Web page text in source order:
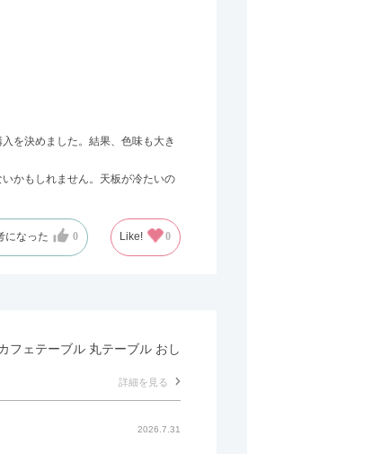
を決めました。結果、色味も大き
かもしれません。天板が冷たいの
になった 0 Like! 0
フェテーブル 丸テーブル おし
詳細を見る
2026.7.31